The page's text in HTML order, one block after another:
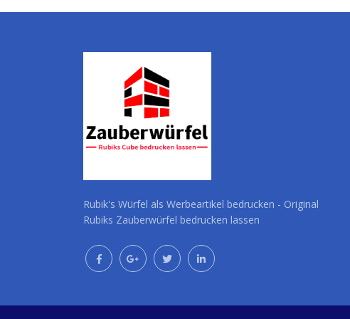
Rubik's Würfel als Werbeartikel bedrucken - Original
Rubiks Zauberwürfel bedrucken lassen